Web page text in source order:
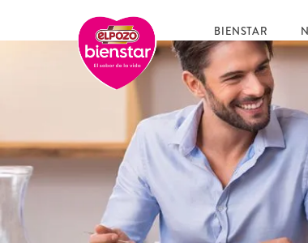
BIENSTAR